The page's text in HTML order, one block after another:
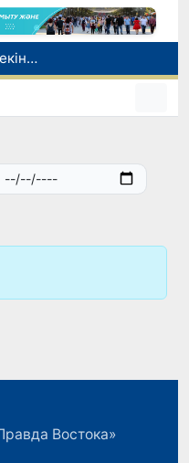
Беларусьтен Өзбекстанға екінші тікелей жүк пойызы жөнелтілді
Адам саудасынан зардап шеккен азаматтар әлеуметтік қызметтермен қамтылады
Жарты жылда Өзбекстанда қанша егіз сәби дүниеге келді?
Востока»